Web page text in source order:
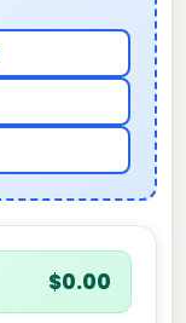
$0.00